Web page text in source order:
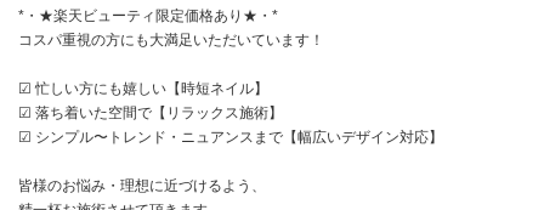
ネイルカタログ
メンズカタログ
*・★楽天ビューティ限定価格あり★・*
コスパ重視の方にも大満足いただいています！
☑ 忙しい方にも嬉しい【時短ネイル】
☑ 落ち着いた空間で【リラックス施術】
☑ シンプル〜トレンド・ニュアンスまで【幅広いデザイン対応】
皆様のお悩み・理想に近づけるよう、